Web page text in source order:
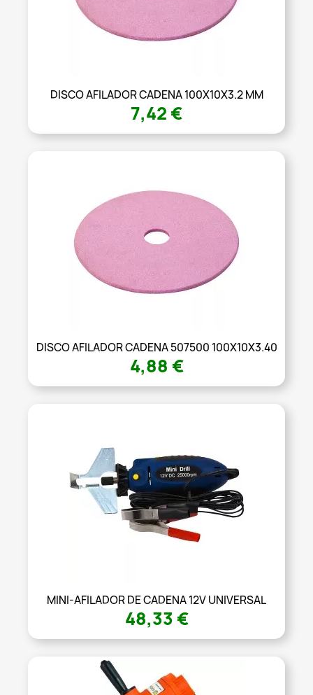
DISCO AFILADOR CADENA 100X10X3.2 MM
7,42 €
DISCO AFILADOR CADENA 507500 100X10X3.40
4,88 €
MINI-AFILADOR DE CADENA 12V UNIVERSAL
48,33 €